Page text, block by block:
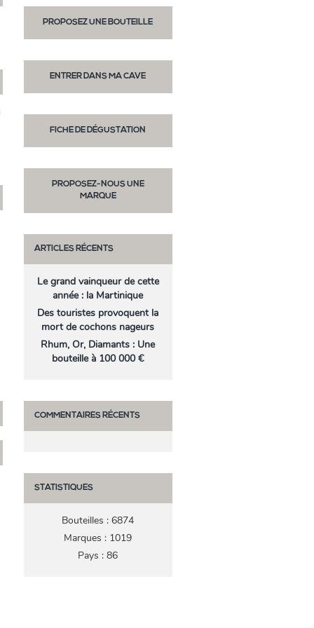
PROPOSEZ UNE BOUTEILLE
ENTRER DANS MA CAVE
FICHE DE DÉGUSTATION
PROPOSEZ-NOUS UNE
MARQUE
ARTICLES RÉCENTS
Le grand vainqueur de cette
année : la Martinique
Des touristes provoquent la
mort de cochons nageurs
Rhum, Or, Diamants : Une
bouteille à 100 000 €
COMMENTAIRES RÉCENTS
STATISTIQUES
Bouteilles : 6874
Marques : 1019
Pays : 86